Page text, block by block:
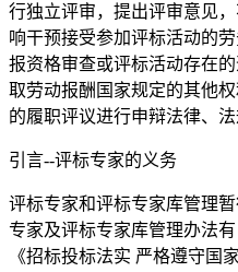
行独立评审，提出评审意见
响干预接受参加评标活动的
报资格审查或评标活动存在
取劳动报酬国家规定的其他
的履职评议进行申辩法律、
引言--评标专家的义务
评标专家和评标专家库管理
专家及评标专家库管理办法
《招标投标法实 严格遵守国